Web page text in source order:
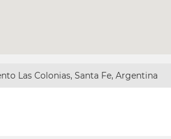
Las Colonias, Santa Fe, Argentina